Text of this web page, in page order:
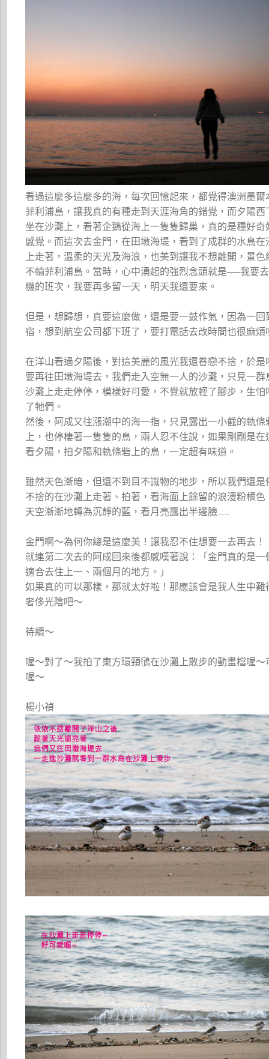
看過這麼多這麼多的海，每次回憶起來，都覺得澳洲墨爾
菲利浦島，讓我真的有種走到天涯海角的錯覺，而夕陽西
坐在沙灘上，看著企鵝從海上一隻隻歸巢，真的是種好奇
感覺。而這次去金門，在田墩海堤，看到了成群的水鳥在
上走著，溫柔的天光及海浪，也美到讓我不想離開，景色
不輸菲利浦島。當時，心中湧起的強烈念頭就是──我要
機的班次，我要再多留一天，明天我還要來。
但是，想歸想，真要這麼做，還是要一鼓作氣，因為一回
宿，想到航空公司都下班了，要打電話去改時間也很麻煩
在洋山看過夕陽後，對這美麗的風光我還眷戀不捨，於是
要再往田墩海堤去，我們走入空無一人的沙灘，只見一群
沙灘上走走停停，模樣好可愛，不覺就放輕了腳步，生怕
了牠們。
然後，阿成又往漲潮中的海一指，只見露出一小截的軌條
上，也停棲著一隻隻的鳥，兩人忍不住說，如果剛剛是在
看夕陽，拍夕陽和軌條砦上的鳥，一定超有味道。
雖然天色漸暗，但還不到目不識物的地步，所以我們還是
不捨的在沙灘上走著、拍著，看海面上餘留的浪漫粉橘色
天空漸漸地轉為沉靜的藍，看月亮露出半邊臉……
金門啊～為何你總是這麼美！讓我忍不住想要一去再去！
就連第二次去的阿成回來後都感嘆著說：「金門真的是一
適合去住上一、兩個月的地方。」
如果真的可以那樣，那就太好啦！那應該會是我人生中難
奢侈光陰吧～
待續～
喔～對了～我拍了東方環頸鴴在沙灘上散步的動畫檔喔～
喔～
楊小禎